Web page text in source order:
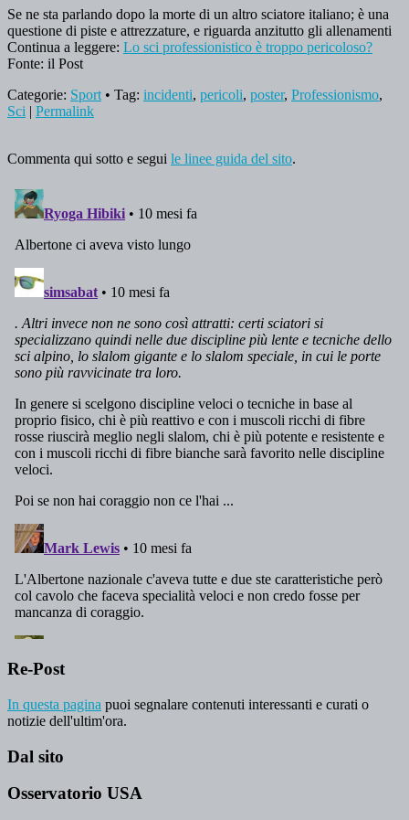
Se ne sta parlando dopo la morte di un altro sciatore italiano; è una
questione di piste e attrezzature, e riguarda anzitutto gli allenamenti
Continua a leggere: Lo sci professionistico è troppo pericoloso?
Fonte: il Post
Categorie: Sport • Tag: incidenti, pericoli, poster, Professionismo,
Sci | Permalink
Commenta qui sotto e segui le linee guida del sito.
Re-Post
In questa pagina puoi segnalare contenuti interessanti e curati o
notizie dell'ultim'ora.
Dal sito
Osservatorio USA